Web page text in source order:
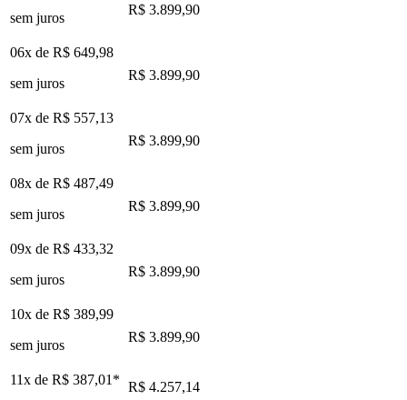
sem juros
R$ 3.899,90
06x de R$ 649,98
sem juros
R$ 3.899,90
07x de R$ 557,13
sem juros
R$ 3.899,90
08x de R$ 487,49
sem juros
R$ 3.899,90
09x de R$ 433,32
sem juros
R$ 3.899,90
10x de R$ 389,99
sem juros
R$ 3.899,90
11x de R$ 387,01 * R$ 4.257,14